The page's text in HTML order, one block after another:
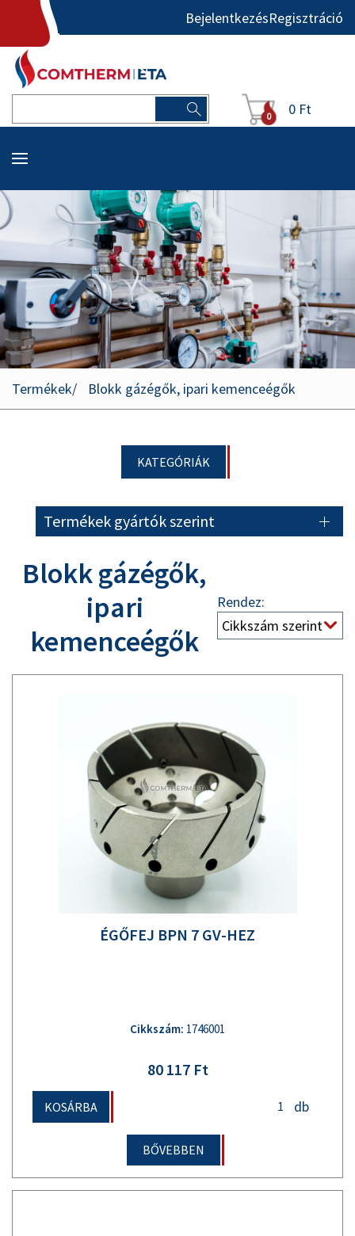
BejelentkezésRegisztráció
0 0 Ft
Termékek Blokk gázégők, ipari kemenceégők
KATEGÓRIÁK
Termékek gyártók szerint
Blokk gázégők,
ipari
kemenceégők
Rendez:
ÉGŐFEJ BPN 7 GV-HEZ
Cikkszám: 1746001
80 117 Ft
KOSÁRBA db
BŐVEBBEN